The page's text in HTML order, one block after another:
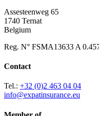
Assesteenweg 65
1740 Ternat
Belgium
Reg. N° FSMA13633 A
Contact
Tel.: +32 (0)2 463 04 04
info@expatinsurance.eu